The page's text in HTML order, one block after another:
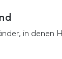
in denen